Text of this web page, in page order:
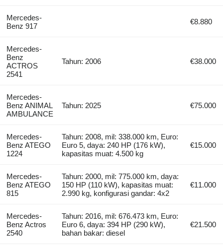
Mercedes-
Benz 917
€8.880
Mercedes-
Benz
ACTROS
2541
Tahun: 2006 €38.000
Mercedes-
Benz ANIMAL
AMBULANCE
Tahun: 2025 €75.000
Mercedes-
Benz ATEGO
1224
Tahun: 2008, mil: 338.000 km, Euro:
Euro 5, daya: 240 HP (176 kW),
kapasitas muat: 4.500 kg
€15.000
Mercedes-
Benz ATEGO
815
Tahun: 2000, mil: 775.000 km, daya:
150 HP (110 kW), kapasitas muat:
2.990 kg, konfigurasi gandar: 4x2
€11.000
Mercedes-
Benz Actros
2540
Tahun: 2016, mil: 676.473 km, Euro:
Euro 6, daya: 394 HP (290 kW),
bahan bakar: diesel
€21.500